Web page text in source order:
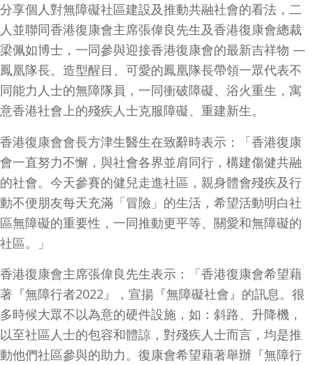
分享個人對無障礙社區建設及推動共融社會的看法，二
人並聯同香港復康會主席張偉良先生及香港復康會總裁
梁佩如博士，一同參與迎接香港復康會的最新吉祥物 —
鳳凰隊長。造型醒目、可愛的鳳凰隊長帶領一眾代表不
同能力人士的無障隊員，一同衝破障礙、浴火重生，寓
意香港社會上的殘疾人士克服障礙、重建新生。
香港復康會會長方津生醫生在致辭時表示：「香港復康
會一直努力不懈，與社會各界並肩同行，構建傷健共融
的社會。今天參賽的健兒走進社區，親身體會殘疾及行
動不便朋友每天充滿「冒險」的生活，希望活動明白社
區無障礙的重要性，一同推動更平等、關愛和無障礙的
社區。」
香港復康會主席張偉良先生表示：「香港復康會希望藉
著『無障行者2022』，宣揚『無障礙社會』的訊息。很
多時候大眾不以為意的硬件設施，如：斜路、升降機，
以至社區人士的包容和體諒，對殘疾人士而言，均是推
動他們社區參與的助力。復康會希望藉著舉辦『無障行